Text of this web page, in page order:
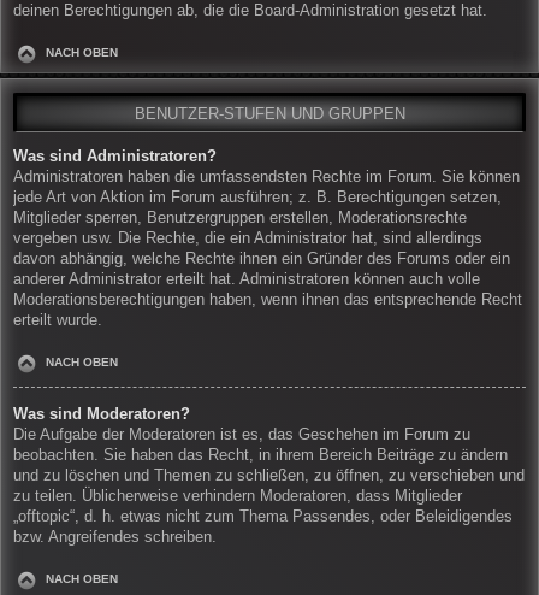
deinen Berechtigungen ab, die die Board-Administration gesetzt hat.
NACH OBEN
BENUTZER-STUFEN UND GRUPPEN
Was sind Administratoren?
Administratoren haben die umfassendsten Rechte im Forum. Sie können
jede Art von Aktion im Forum ausführen; z. B. Berechtigungen setzen,
Mitglieder sperren, Benutzergruppen erstellen, Moderationsrechte
vergeben usw. Die Rechte, die ein Administrator hat, sind allerdings
davon abhängig, welche Rechte ihnen ein Gründer des Forums oder ein
anderer Administrator erteilt hat. Administratoren können auch volle
Moderationsberechtigungen haben, wenn ihnen das entsprechende Recht
erteilt wurde.
NACH OBEN
Was sind Moderatoren?
Die Aufgabe der Moderatoren ist es, das Geschehen im Forum zu
beobachten. Sie haben das Recht, in ihrem Bereich Beiträge zu ändern
und zu löschen und Themen zu schließen, zu öffnen, zu verschieben und
zu teilen. Üblicherweise verhindern Moderatoren, dass Mitglieder
„offtopic“, d. h. etwas nicht zum Thema Passendes, oder Beleidigendes
bzw. Angreifendes schreiben.
NACH OBEN